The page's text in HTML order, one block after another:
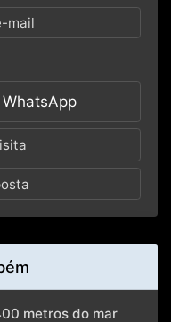
mail
metros do mar